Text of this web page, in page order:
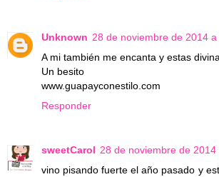
Unknown 28 de noviembre de 2014
A mi también me encanta y estas
Un besito
www.guapayconestilo.com
Responder
sweetCarol 28 de noviembre de 2014
vino pisando fuerte el año pasado y